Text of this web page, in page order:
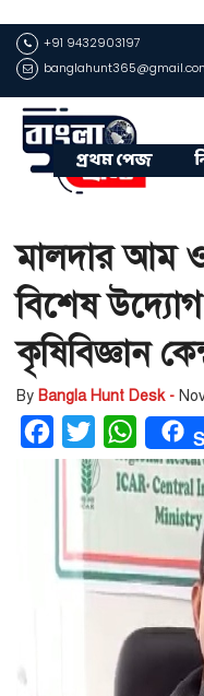
+91 9432903197
প্রথম পেজ
মালদার আম
বিশেষ
কৃষিবিজ্ঞান
By Bangla Hunt Desk -
Facebook
Twitter